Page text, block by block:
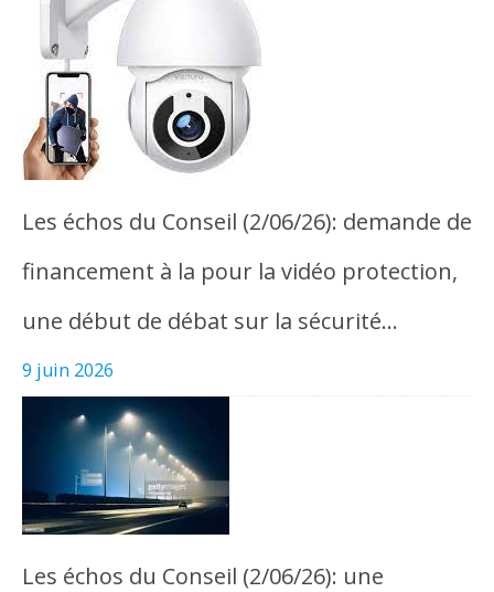
Les échos du Conseil (2/06/26): demande de
financement à la pour la vidéo protection,
une début de débat sur la sécurité…
9 juin 2026
Les échos du Conseil (2/06/26): une